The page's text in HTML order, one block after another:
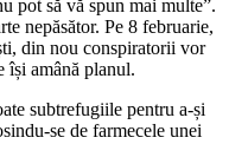
pot să vă spun mai multe”.
nepăsător. Pe 8 februarie,
din nou conspiratorii vor
își amână planul.
subtrefugiile pentru a-și
se de farmecele unei